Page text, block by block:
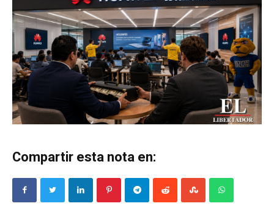
Compartir esta nota en: